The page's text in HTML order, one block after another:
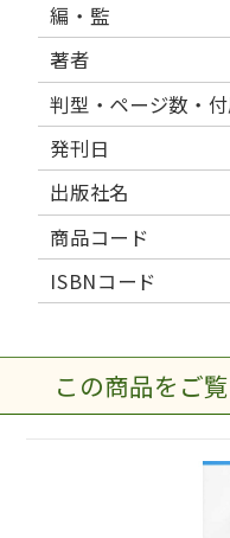
編・監
著者
判型・ページ数・
発刊日
出版社名
商品コード
ISBNコード
この商品をご